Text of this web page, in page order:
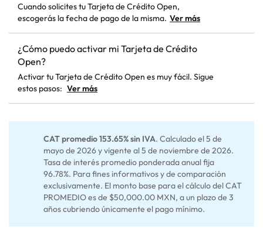
Cuando solicites tu Tarjeta de Crédito Open,
escogerás la fecha de pago de la misma. Ver más
¿Cómo puedo activar mi Tarjeta de Crédito
Open?
Activar tu Tarjeta de Crédito Open es muy fácil. Sigue
estos pasos: Ver más
CAT promedio 153.65% sin IVA. Calculado el 5 de
mayo de 2026 y vigente al 5 de noviembre de 2026.
Tasa de interés promedio ponderada anual fija
96.78%. Para fines informativos y de comparación
exclusivamente. El monto base para el cálculo del CAT
PROMEDIO es de $50,000.00 MXN, a un plazo de 3
años cubriendo únicamente el pago mínimo.